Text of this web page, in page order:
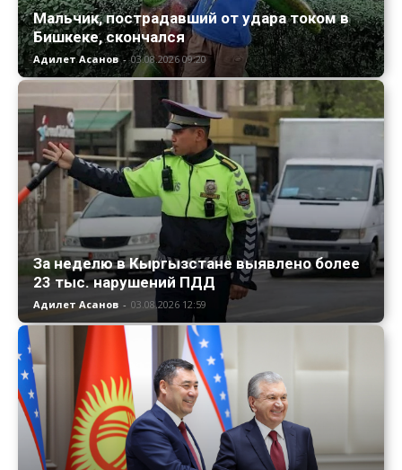
Мальчик, пострадавший от удара током в
Бишкеке, скончался
Адилет Асанов - 03.08.2026 09:20
За неделю в Кыргызстане выявлено более
23 тыс. нарушений ПДД
Адилет Асанов - 03.08.2026 12:59